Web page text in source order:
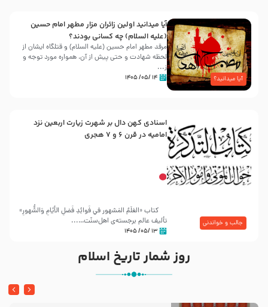
آیا میدانید؟
آیا میدانید اولین زائران مزار مطهر امام حسین
(علیه السلام) چه کسانی بودند؟
مرقد مطهر امام حسین (علیه السلام) و قتلگاه ایشان از
لحظه شهادت و حتی پیش از آن، همواره مورد توجه و
ز...
۱۴ /۰۵/ ۱۴۰۵
جالب و خواندنی
اسنادی کهن دال بر شهرت زیارت اربعین نزد
امامیه در قرن ۶ و ۷ هجری
کتاب «العَلَمُ المَشهور في فَوائِدِ فَضلِ الأيّامِ وَالشُّهورِ»
تألیف عالم برجسته‌ی اهل‌سنّت…...
۱۳ /۰۵/ ۱۴۰۵
روز شمار تاریخ اسلام